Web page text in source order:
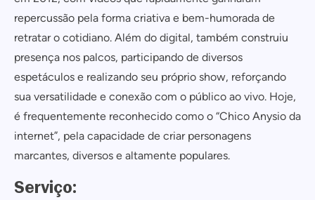
repercussão pela forma criativa e bem-humorada de
retratar o cotidiano. Além do digital, também construiu
presença nos palcos, participando de diversos
espetáculos e realizando seu próprio show, reforçando
sua versatilidade e conexão com o público ao vivo. Hoje,
é frequentemente reconhecido como o “Chico Anysio da
internet”, pela capacidade de criar personagens
marcantes, diversos e altamente populares.
Serviço: